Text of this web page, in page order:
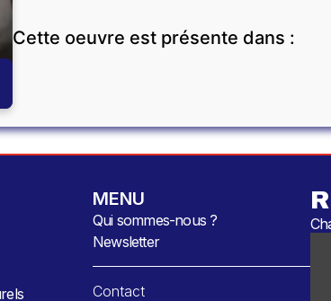
Cette oeuvre est présente dans :
MENU
Qui sommes-nous ?
Newsletter
Contact